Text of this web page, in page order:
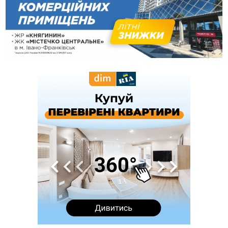
вкрав із супермаркету пляшку віскі за 8,5 тисяч
09:53
В урочищі біля Галича археологи відкопали давньоруську
вагову гирку XII–XIII століть
09:39
У Франківську медики провели серію складних операцій
на аорті
У Богородчанах на "зебрі" водій Audi наїхав на
хлопчика з велосипедом
Загальна площа всіх книгарень України - трохи більше ніж 6
футбольних полів
На "зебрі" у Франківську два мотоциклісти збили жінку
Прикарпаття серед лідерів за будівництвом новобудов і
рекордсмен за зростанням цін на житло
Де безпечно купатися на Прикарпатті?
У Франківську дружина загиблого воїна створила
організацію «КОД 7'Я», аби підтримувати військових та їхні
У Коломиї на одній з вулиць встановлять комплекс
автоматичної фіксації швидкості